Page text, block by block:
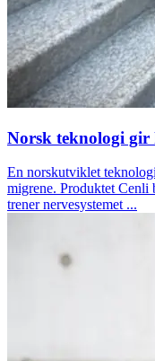
Norsk teknologi gir
En norskutviklet
migrene. Produktet Cenli
trener nervesystemet ...